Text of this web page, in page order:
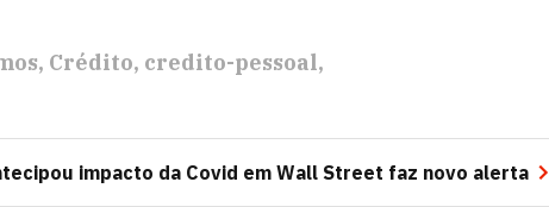
Crédito credito-pessoal
impacto da Covid em Wall Street faz novo alerta